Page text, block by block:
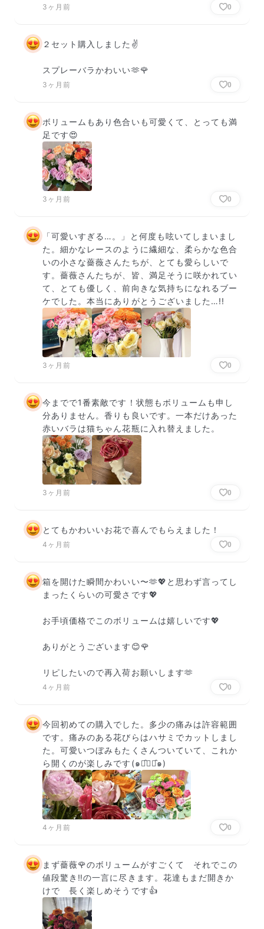
3ヶ月前 0
２セット購入しました✌
スプレーバラかわいい🫶🌹
3ヶ月前 0
ボリュームもあり色合いも可愛くて、とっても満
足です😍
3ヶ月前 0
「可愛いすぎる…。」と何度も呟いてしまいまし
た。細かなレースのように繊細な、柔らかな色合
いの小さな薔薇さんたちが、とても愛らしいで
す。薔薇さんたちが、皆、満足そうに咲かれてい
て、とても優しく、前向きな気持ちになれるブー
ケでした。本当にありがとうございました…!!
3ヶ月前 0
今までで1番素敵です！状態もボリュームも申し
分ありません。香りも良いです。一本だけあった
赤いバラは猫ちゃん花瓶に入れ替えました。
3ヶ月前 0
とてもかわいいお花で喜んでもらえました！
4ヶ月前 0
箱を開けた瞬間かわいい〜🫶💖と思わず言ってし
まったくらいの可愛さです💖
お手頃価格でこのボリュームは嬉しいです💖
ありがとうございます😊🌹
リピしたいので再入荷お願いします🫶
4ヶ月前 0
今回初めての購入でした。多少の痛みは許容範囲
です。痛みのある花びらはハサミでカットしまし
た。可愛いつぼみもたくさんついていて、これか
ら開くのが楽しみです(๑･̑◡･̑๑)
4ヶ月前 0
まず薔薇🌹のボリュームがすごくて　それでこの
値段驚き‼️の一言に尽きます。花達もまだ開きか
けで　長く楽しめそうです👍